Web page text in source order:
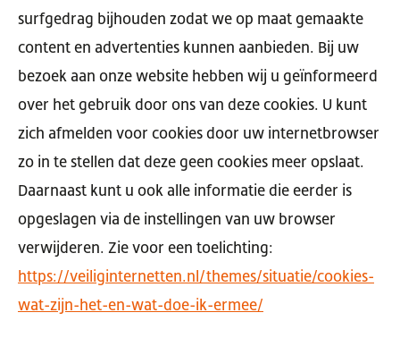
surfgedrag bijhouden zodat we op maat gemaakte
content en advertenties kunnen aanbieden. Bij uw
bezoek aan onze website hebben wij u geïnformeerd
over het gebruik door ons van deze cookies. U kunt
zich afmelden voor cookies door uw internetbrowser
zo in te stellen dat deze geen cookies meer opslaat.
Daarnaast kunt u ook alle informatie die eerder is
opgeslagen via de instellingen van uw browser
verwijderen. Zie voor een toelichting:
https://veiliginternetten.nl/themes/situatie/cookies-
wat-zijn-het-en-wat-doe-ik-ermee/